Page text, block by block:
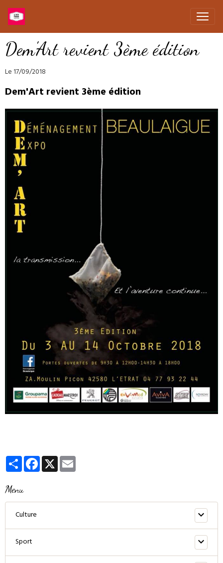
Dem'Art revient 3ème édition
Le 17/09/2018
Dem'Art revient 3ème édition
PartagerFacebook
X
Menu
Culture
Sport